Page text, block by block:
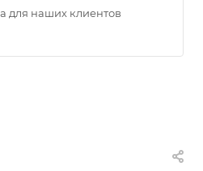
для наших клиентов